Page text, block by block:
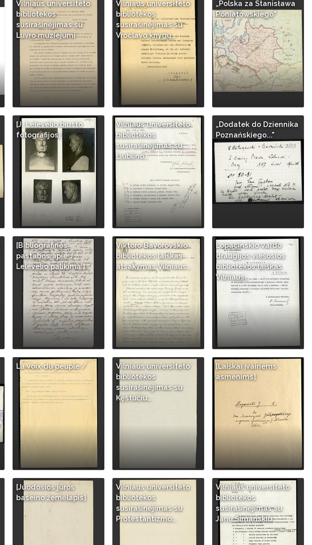
Vilniaus universiteto
bibliotekos
susirašinėjimas su
Luvro muziejumi
Vilniaus universiteto
bibliotekos
susirašinėjimas su
Vroclavo knygų…
„Polska za Stanisława
Poniatowskiego"
[J. Lelevelio biusto
fotografijos]
Vilniaus universiteto
bibliotekos
susirašinėjimas su
Liublino…
„Dodatek do Dziennika
Poznańskiego..."
[Bibliografinės
pastabos apie J.
Lelevelio palikimą.]
Viktoro Bavorovskio
bibliotekos laiškas-
atsakymas Vilniaus…
Lopacinskio vardo
draugijos viešosios
bibliotekos laiškas
Vilniaus…
La voix du peuple /
Vilniaus universiteto
bibliotekos
susirašinėjimas su
Kęstučiu…
[Laiškai įvairiems
asmenims]
[Juodosios jūros
baseino žemėlapis]
Vilniaus universiteto
bibliotekos
susirašinėjimas su
Protestantizmo…
Vilniaus universiteto
bibliotekos
susirašinėjimas su
Janu Šimanskiu